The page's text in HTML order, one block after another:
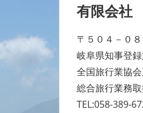
有限会社
〒５０４－０
岐阜県知事登
全国旅行業協
総合旅行業務
TEL:058-389-